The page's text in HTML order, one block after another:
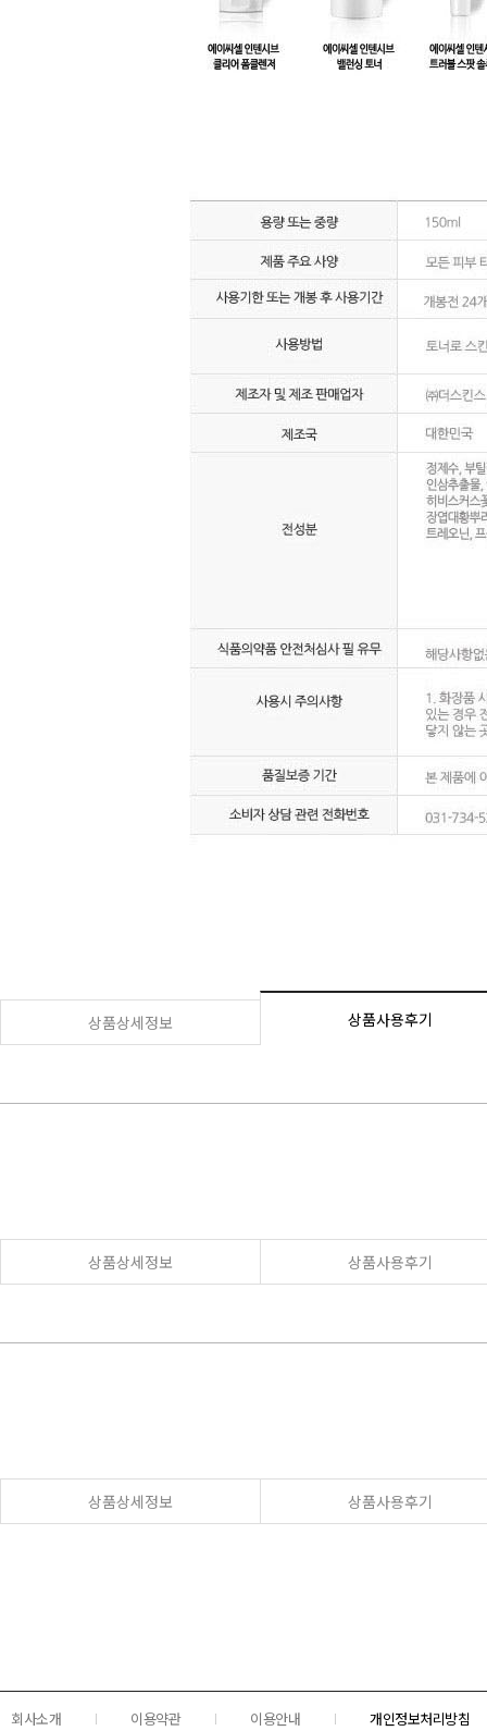
상품상세정보 상품사용후기
상품상세정보 상품사용후기
상품상세정보 상품사용후기
회사소개 이용약관 이용안내 개인정보처리방침